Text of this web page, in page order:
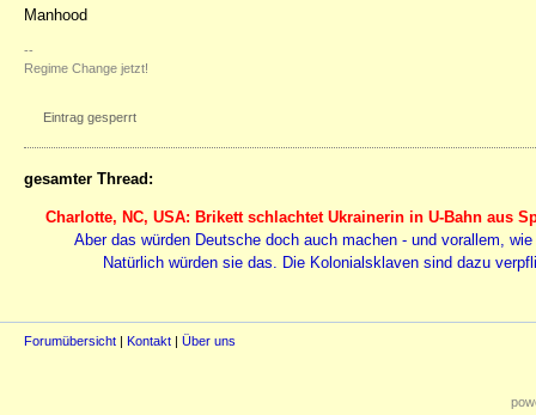
Manhood
--
Regime Change jetzt!
Eintrag gesperrt
gesamter Thread:
Charlotte, NC, USA: Brikett schlachtet Ukrainerin in U-Bahn aus
Aber das würden Deutsche doch auch machen - und vorallem,
Natürlich würden sie das. Die Kolonialsklaven sind dazu
Forumübersicht | Kontakt | Über uns